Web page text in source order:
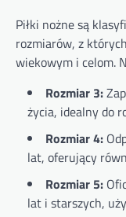
Piłki nożne są
rozmiarów, z
wiekowym i celom.
Rozmiar 3:
życia, idealny do
Rozmiar 4:
lat, oferujący
Rozmiar 5:
lat i starszych,